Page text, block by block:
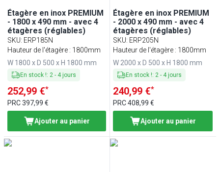
Étagère en inox PREMIUM
- 1800 x 490 mm - avec 4
étagères (réglables)
SKU: ERP185N
Hauteur de l'étagère : 1800mm
W 1800 x D 500 x H 1800 mm
En stock !: 2- 4 jours
252,99 €*
PRC397,99 €
Ajouter au panier
Étagère en inox PREMIUM
- 2000 x 490 mm - avec 4
étagères (réglables)
SKU: ERP205N
Hauteur de l'étagère : 1800mm
W 2000 x D 500 x H 1800 mm
En stock !: 2 - 4 jours
240,99 €*
PRC408,99 €
Ajouter au panier